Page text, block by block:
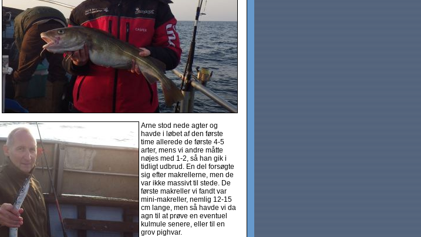
Arne stod nede agter og
havde i løbet af den første
time allerede de første 4-5
arter, mens vi andre måtte
nøjes med 1-2, så han gik i
tidligt udbrud. En del forsøgte
sig efter makrellerne, men de
var ikke massivt til stede. De
første makreller vi fandt var
mini-makreller, nemlig 12-15
cm lange, men så havde vi da
agn til at prøve en eventuel
kulmule senere, eller til en
grov pighvar.